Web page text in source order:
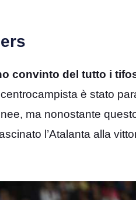
convinto del tutto i
è stato
ma nonostante
l’Atalanta alla